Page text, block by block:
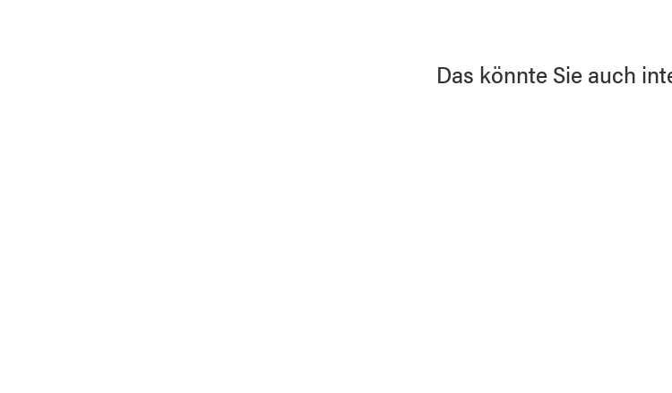
Das könnte Sie auch